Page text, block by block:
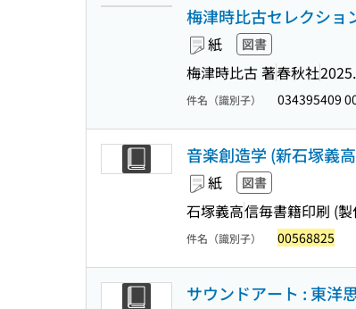
梅津時比古セレクショ
紙 図書
梅津時比古 著春秋社
件名（識別子） 034395409
音楽創造学 (新石塚義
紙 図書
石塚義高信毎書籍印刷 (
件名（識別子） 00568825
サウンドアート : 東洋